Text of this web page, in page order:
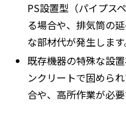
PS設置型（パイプス
る場合や、排気筒の
な部材代が発生します
既存機器の特殊な設
ンクリートで固めら
合や、高所作業が必